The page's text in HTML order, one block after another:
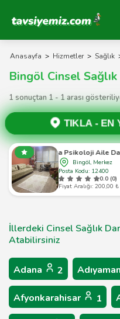
Tavsiyemiz Anasayfa
Anasayfa > Hizmetler > Sağlık
Bingöl Cinsel Sağlık
1 sonuçtan 1 - 1 arası
TIKLA - EN
Meta Psikoloji Aile
Bingöl, Merkez
Posta Kodu: 12400
0.0 (0)
Fiyat Aralığı: 200,00
İllerdeki Cinsel Sağlık
Atabilirsiniz
Adana 2 Adıyaman
Afyonkarahisar 1